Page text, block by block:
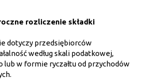
rozliczenie składki
dotyczy przedsiębiorców
według skali podatkowej,
lub w formie ryczałtu od przychodów